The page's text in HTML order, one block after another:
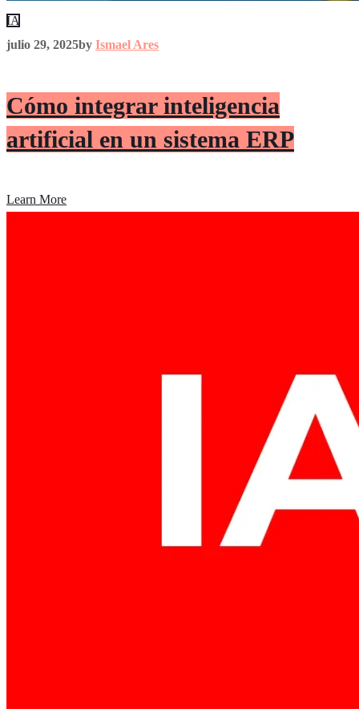
IA
julio 29, 2025by Ismael Ares
Cómo integrar inteligencia
artificial en un sistema ERP
Learn More